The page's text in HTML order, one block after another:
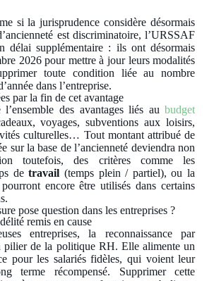
si la jurisprudence considère désormais
est discriminatoire, l’URSSAF
délai supplémentaire : ils ont désormais
2026 pour mettre à jour leurs modalités
toute condition liée au nombre
dans l’entreprise.
par la fin de cet avantage
l’ensemble des avantages liés aubudget
voyages, subventions aux loisirs,
culturelles… Tout montant attribué de
sur la base de l’ancienneté deviendra non
toutefois, des critères comme les
detravail (temps plein / partiel), ou la
encore être utilisés dans certains
pose question dans les entreprises ?
remis en cause
entreprises, la reconnaissance par
pilier de la politique RH. Elle alimente un
pour les salariés fidèles, qui voient leur
terme récompensé. Supprimer cette